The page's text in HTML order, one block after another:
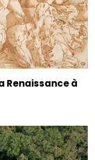
Renaissance à